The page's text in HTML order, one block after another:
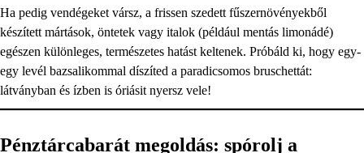
Ha pedig vendégeket vársz, a frissen szedett fűszernövényekből
készített mártások, öntetek vagy italok (például mentás limonádé)
egészen különleges, természetes hatást keltenek. Próbáld ki, hogy egy-
egy levél bazsalikommal díszíted a paradicsomos bruschettát:
látványban és ízben is óriásit nyersz vele!
Pénztárcabarát megoldás: spórolj a